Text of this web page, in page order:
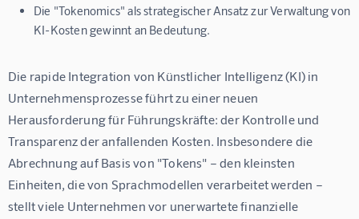
Die "Tokenomics" als strategischer Ansatz zur Verwaltung von
KI-Kosten gewinnt an Bedeutung.
Die rapide Integration von Künstlicher Intelligenz (KI) in
Unternehmensprozesse führt zu einer neuen
Herausforderung für Führungskräfte: der Kontrolle und
Transparenz der anfallenden Kosten. Insbesondere die
Abrechnung auf Basis von "Tokens" – den kleinsten
Einheiten, die von Sprachmodellen verarbeitet werden –
stellt viele Unternehmen vor unerwartete finanzielle